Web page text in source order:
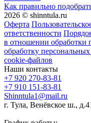
Как правильно
2026 © shinntula.ru
Оферта
ответственности
в отношении обработки
обработку
cookie-файлов
Наши контакты
+7 920 270-83-81
+7 910 151-83-81
Shinntula1@mail.ru
г. Тула, Венёвское ш.,